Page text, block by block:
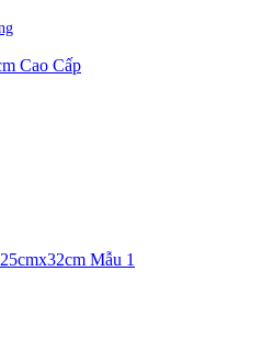
Cao Cấp
Mẫu 1